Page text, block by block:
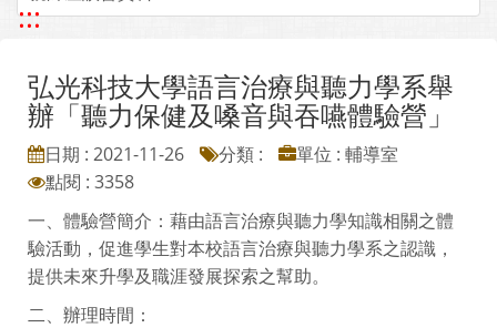
:::
弘光科技大學語言治療與聽力學系舉
辦「聽力保健及嗓音與吞嚥體驗營」
日期 : 2021-11-26 分類 :
單位 : 輔導室
點閱 : 3358
一、體驗營簡介：藉由語言治療與聽力學知識相關之體
驗活動，促進學生對本校語言治療與聽力學系之認識，
提供未來升學及職涯發展探索之幫助。
二、辦理時間：